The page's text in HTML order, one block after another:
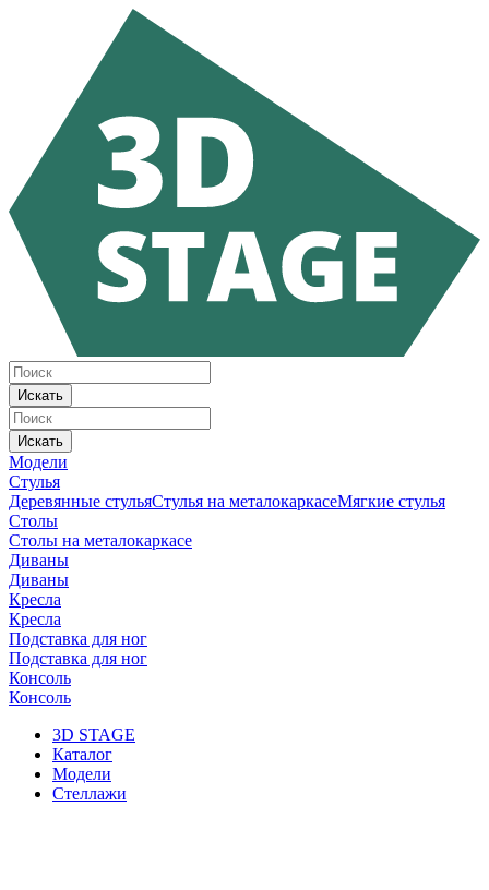
Искать
Искать
Модели
Стулья
Деревянные стульяСтулья на металокаркасеМягкие стулья
Столы
Столы на металокаркасе
Диваны
Диваны
Кресла
Кресла
Подставка для ног
Подставка для ног
Консоль
Консоль
3D STAGE
Каталог
Модели
Стеллажи